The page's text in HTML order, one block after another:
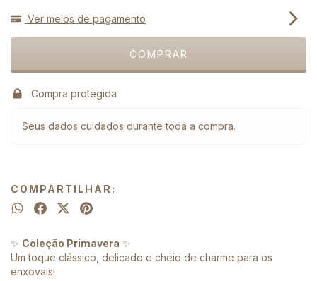
Ver meios de pagamento
Compra protegida
Seus dados cuidados durante toda a compra.
COMPARTILHAR:
✨ Coleção Primavera ✨
Um toque clássico, delicado e cheio de charme para os
enxovais!